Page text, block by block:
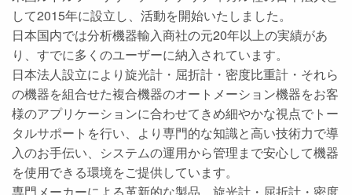
して2015年に設立し、活動を開始いたしました。
日本国内では分析機器輸入商社の元20年以上の実績があ
り、すでに多くのユーザーに納入されています。
日本法人設立により旋光計・屈折計・密度比重計・それら
の機器を組合せた複合機器のオートメーション機器をお客
様のアプリケーションに合わせてきめ細やかな視点でトー
タルサポートを行い、より専門的な知識と高い技術力で導
入のお手伝い、システムの運用から管理まで安心して機器
を使用できる環境をご提供しています。